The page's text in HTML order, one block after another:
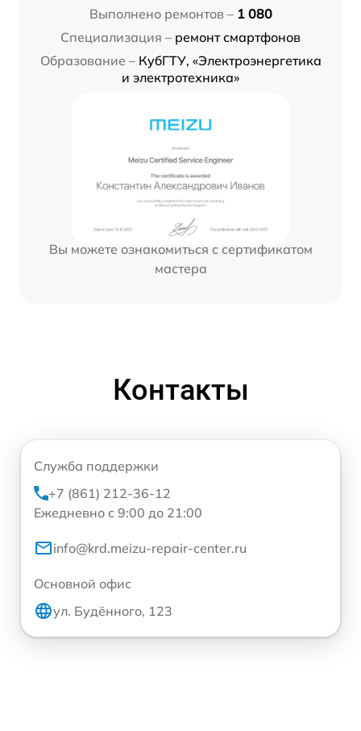
Выполнено ремонтов – 1 080
Специализация – ремонт смартфонов
Образование – КубГТУ, «Электроэнергетика
и электротехника»
Вы можете ознакомиться с сертификатом
мастера
Контакты
Служба поддержки
+7 (861) 212-36-12
Ежедневно с 9:00 до 21:00
info@krd.meizu-repair-center.ru
Основной офис
ул. Будённого, 123